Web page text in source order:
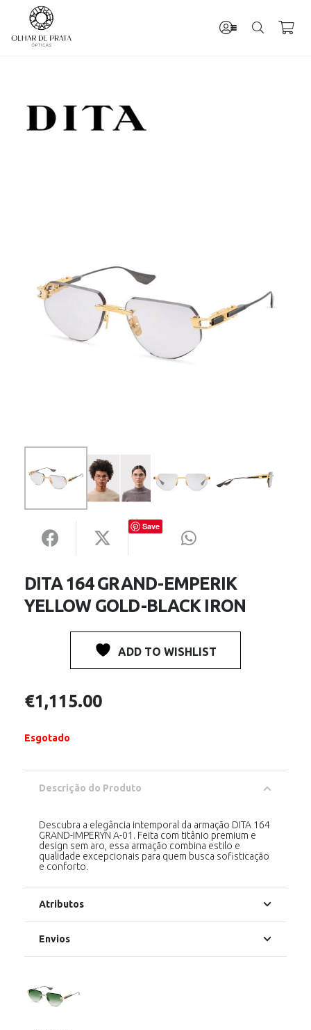
Save
DITA 164 GRAND-EMPERIK
YELLOW GOLD-BLACK IRON
ADD TO WISHLIST
€1,115.00
Esgotado
Descrição do Produto
Descubra a elegância intemporal da armação DITA 164
GRAND-IMPERYN A-01. Feita com titânio premium e
design sem aro, essa armação combina estilo e
qualidade excepcionais para quem busca sofisticação
e conforto.
Atributos
Envios